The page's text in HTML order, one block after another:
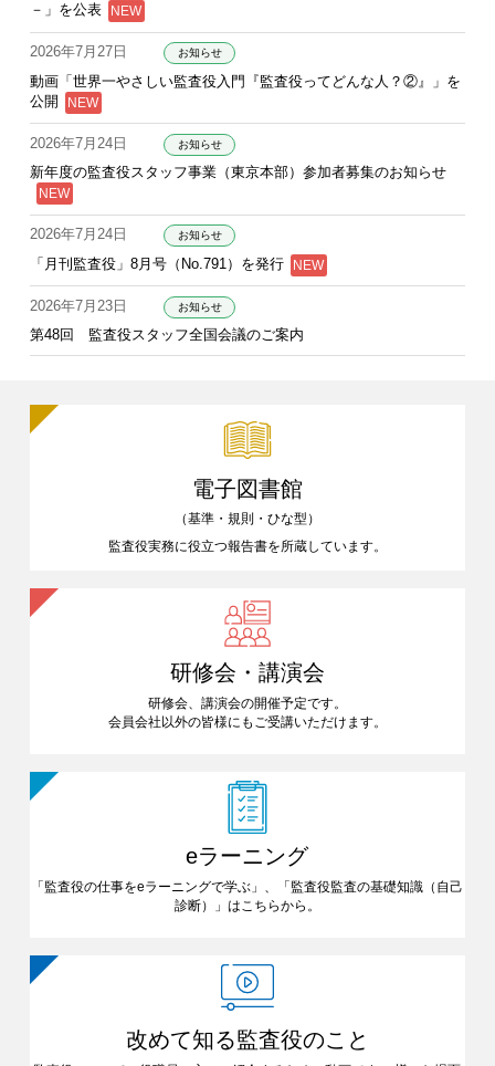
－」を公表
2026年7月27日 お知らせ
動画「世界一やさしい監査役入門『監査役ってどんな人？②』」を
公開
2026年7月24日 お知らせ
新年度の監査役スタッフ事業（東京本部）参加者募集のお知らせ
2026年7月24日 お知らせ
「月刊監査役」8月号（No.791）を発行
2026年7月23日 お知らせ
第48回 監査役スタッフ全国会議のご案内
電子図書館
（基準・規則・ひな型）
監査役実務に役立つ報告書を所蔵しています。
研修会・講演会
研修会、講演会の開催予定です。
会員会社以外の皆様にも ご受講いただけます。
eラーニング
「監査役の仕事をeラーニングで学ぶ」、「監査役監査の基礎知識 （自己
診断）」はこちらから。
改めて知る監査役のこと